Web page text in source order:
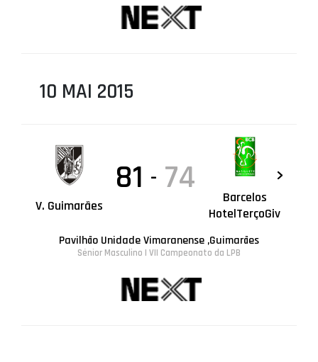
10 MAI 2015
V. Guimarães
81 - 74
Barcelos
HotelTerçoGiv
Pavilhão Unidade Vimaranense ,Guimarães
Sénior Masculino | VII Campeonato da LPB